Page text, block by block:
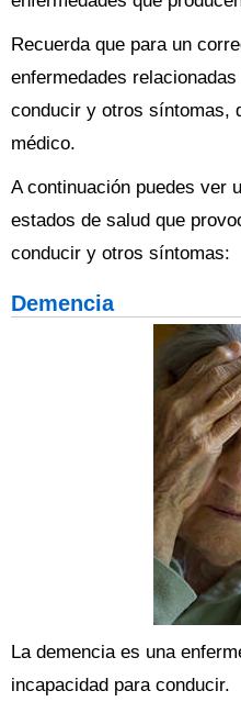
Recuerda que para un
enfermedades
conducir y otros síntomas,
médico.
A continuación puedes ver
estados de salud que
conducir y otros síntomas:
Demencia
La demencia es una
incapacidad para conducir.